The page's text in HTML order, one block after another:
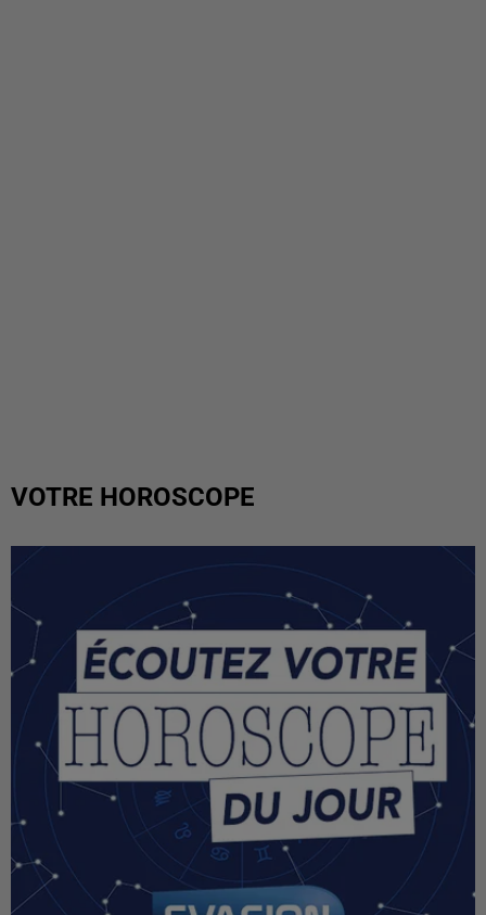
VOTRE HOROSCOPE